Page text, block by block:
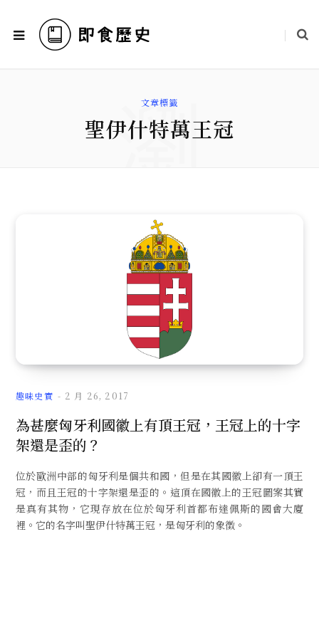
文章標籤
聖伊什特萬王冠
瀏
覽
文
章
趣味史實 2 月 26, 2017
為甚麼匈牙利國徽上有頂王冠，王冠上的十字
架還是歪的？
位於歐洲中部的匈牙利是個共和國，但是在其國徽上卻有一頂王
冠，而且王冠的十字架還是歪的。這頂在國徽上的王冠圖案其實
是真有其物，它現存放在位於匈牙利首都布達佩斯的國會大廈
裡。它的名字叫聖伊什特萬王冠，是匈牙利的象徵。